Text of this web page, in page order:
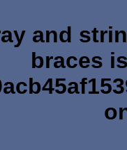
and
braces